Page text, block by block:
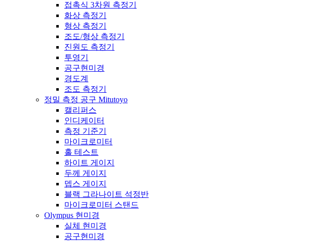
접촉식 3차원 측정기
화상 측정기
형상 측정기
조도/형상 측정기
진원도 측정기
투영기
공구현미경
경도계
조도 측정기
정밀 측정 공구 Mitutoyo
캘리퍼스
인디케이터
측정 기준기
마이크로미터
홀 테스트
하이트 게이지
두께 게이지
뎁스 게이지
블랙 그라나이트 석정반
마이크로미터 스탠드
Olympus 현미경
실체 현미경
공구현미경